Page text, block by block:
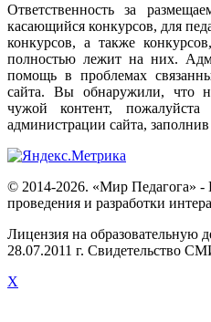
Ответственность
за
касающийся конкурсов, для
конкурсов, а также конкурсов,
полностью лежит на них.
помощь в проблемах
сайта. Вы обнаружили, что
чужой
контент, пожалуйста
администрации сайта, заполнив
© 2014-2026. «Мир Педагога» -
проведения и разработки
Лицензия на образовательную
28.07.2011 г. Свидетельство
X